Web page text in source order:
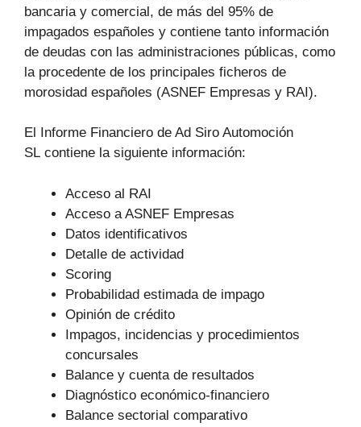
bancaria y comercial, de más del 95% de
impagados españoles y contiene tanto información
de deudas con las administraciones públicas, como
la procedente de los principales ficheros de
morosidad españoles (ASNEF Empresas y RAI).
El Informe Financiero de Ad Siro Automoción
SL contiene la siguiente información:
Acceso al RAI
Acceso a ASNEF Empresas
Datos identificativos
Detalle de actividad
Scoring
Probabilidad estimada de impago
Opinión de crédito
Impagos, incidencias y procedimientos
concursales
Balance y cuenta de resultados
Diagnóstico económico-financiero
Balance sectorial comparativo